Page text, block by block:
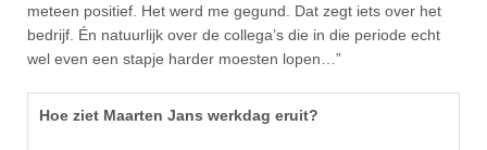
meteen positief. Het werd me gegund. Dat zegt iets over het
bedrijf. Én natuurlijk over de collega’s die in die periode echt
wel even een stapje harder moesten lopen…”
Hoe ziet Maarten Jans werkdag eruit?